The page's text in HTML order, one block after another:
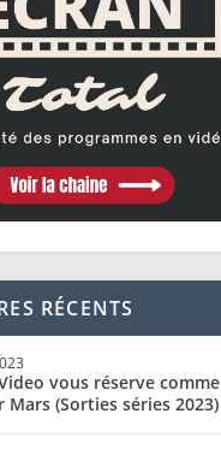
RÉCENTS
vous réserve comme
(Sorties séries 2023)